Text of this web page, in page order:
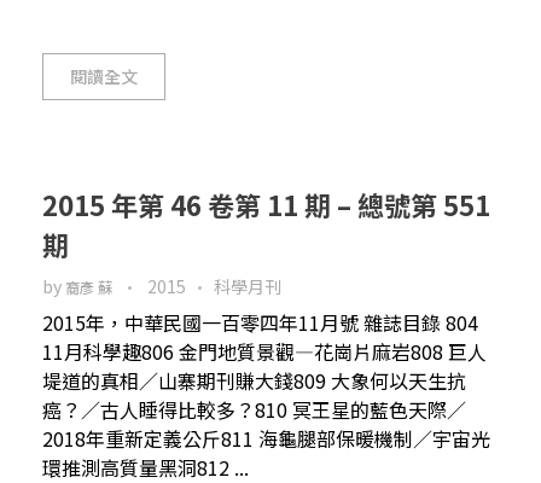
閱讀全文
2015 年第 46 卷第 11 期 – 總號第 551
期
by 裔彥 蘇 2015 科學月刊
2015年，中華民國一百零四年11月號 雜誌目錄 804
11月科學趣806 金門地質景觀—花崗片麻岩808 巨人
堤道的真相／山寨期刊賺大錢809 大象何以天生抗
癌？／古人睡得比較多？810 冥王星的藍色天際／
2018年重新定義公斤811 海龜腿部保暖機制／宇宙光
環推測高質量黑洞812 ...